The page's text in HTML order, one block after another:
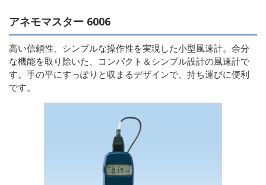
アネモマスター 6006
高い信頼性、シンプルな操作性を実現した小型風速計。余分
な機能を取り除いた、コンパクト＆シンプル設計の風速計で
す。手の平にすっぽりと収まるデザインで、持ち運びに便利
です。